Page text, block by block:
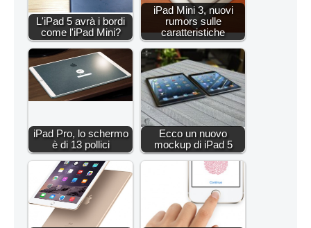
L'iPad 5 avrà i bordi
come l'iPad Mini?
iPad Mini 3, nuovi
rumors sulle
caratteristiche
iPad Pro, lo schermo
è di 13 pollici
Ecco un nuovo
mockup di iPad 5